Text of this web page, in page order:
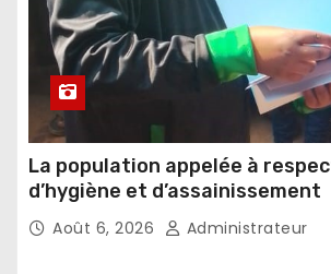
La population appelée à
d’hygiène et d’assainissement
Août 6, 2026 Administrateur